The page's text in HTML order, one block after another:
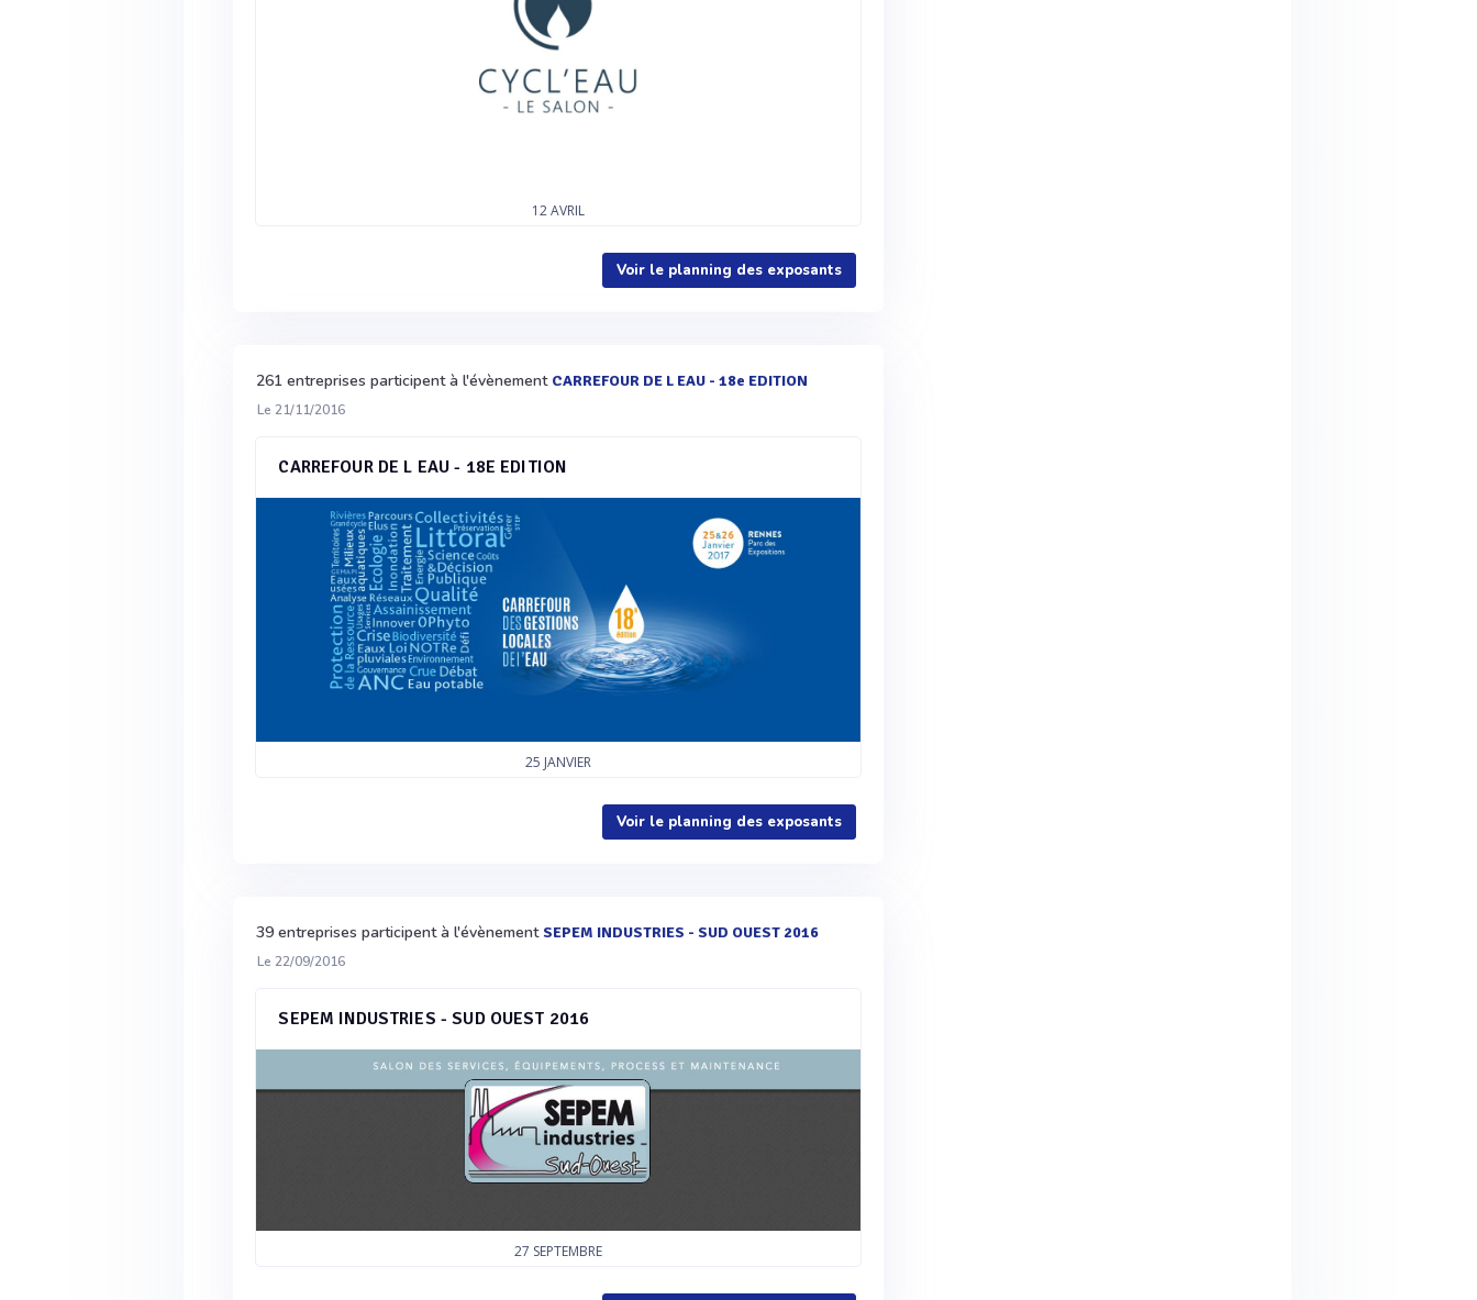
12AVRIL
Voir le planning des exposants
261 entreprises participent à l'évènement CARREFOUR DE L EAU - 18e EDITION
Le 21/11/2016
CARREFOUR DE L EAU - 18E EDITION
25 JANVIER
Voir le planning des exposants
39 entreprises participent à l'évènement SEPEM INDUSTRIES - SUD OUEST 2016
Le 22/09/2016
SEPEM INDUSTRIES - SUD OUEST 2016
27 SEPTEMBRE